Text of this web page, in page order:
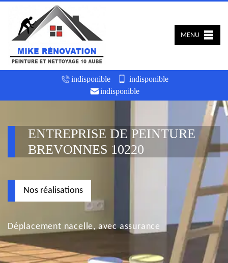
indisponible
indisponible
indisponible
MENU
ENTREPRISE DE PEINTURE
BREVONNES 10220
Nos réalisations
Déplacement nacelle, avec assurance